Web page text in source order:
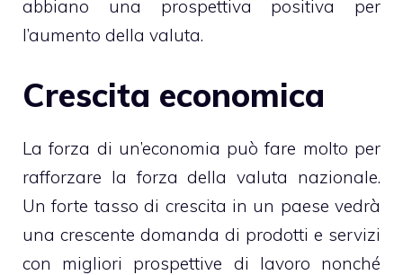
abbiano una prospettiva positiva per
l’aumento della valuta.
Crescita economica
La forza di un’economia può fare molto per
rafforzare la forza della valuta nazionale.
Un forte tasso di crescita in un paese vedrà
una crescente domanda di prodotti e servizi
con migliori prospettive di lavoro nonché